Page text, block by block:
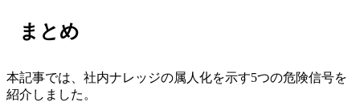
まとめ
本記事では、社内ナレッジの属人化を示す5つの危険信号を
紹介しました。